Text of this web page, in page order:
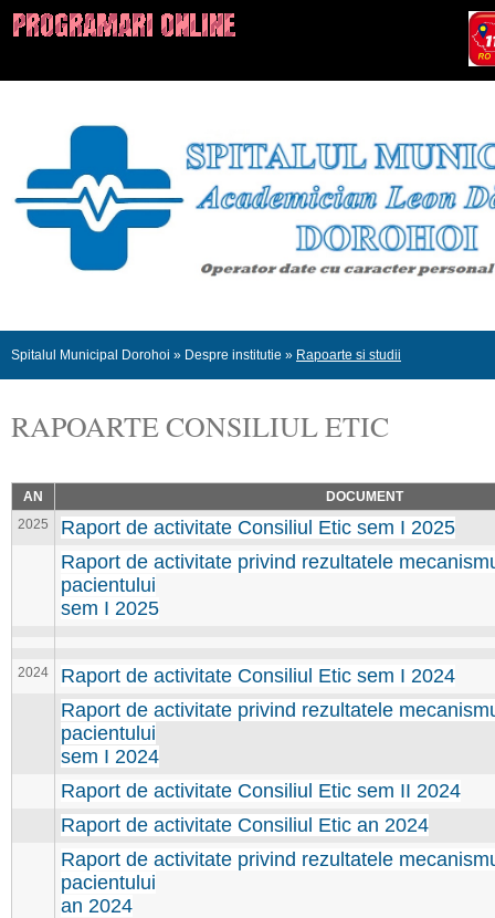
Spitalul Municipal Dorohoi » Despre institutie » Rapoarte si studii
RAPOARTE CONSILIUL ETIC
AN
DOCUMENT
2025
Raport de activitate Consiliul Etic sem I 2025
Raport de activitate privind rezultatele
pacientului
sem I 2025
2024
Raport de activitate Consiliul Etic sem I 2024
Raport de activitate privind rezultatele
pacientului
sem I 2024
Raport de activitate Consiliul Etic sem II 2024
Raport de activitate Consiliul Etic an 2024
Raport de activitate privind rezultatele
pacientului
an 2024